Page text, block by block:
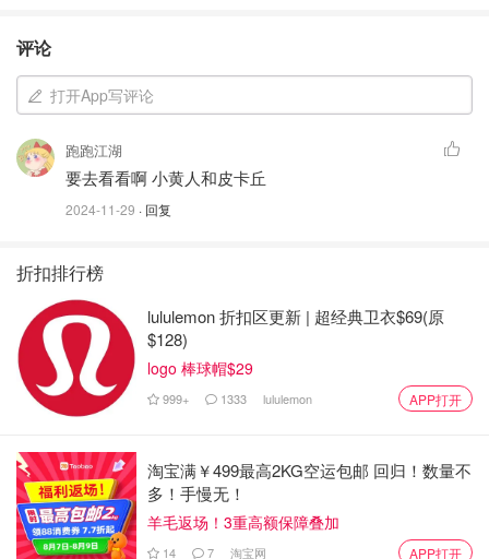
评论
打开App写评论
跑跑江湖
要去看看啊 小黄人和皮卡丘
2024-11-29 · 回复
折扣排行榜
lululemon 折扣区更新 | 超经典卫衣$69(原
$128)
logo 棒球帽$29
999+ 1333 lululemon APP打开
淘宝满￥499最高2KG空运包邮 回归！数量不
多！手慢无！
羊毛返场！3重高额保障叠加
14 7 淘宝网 APP打开